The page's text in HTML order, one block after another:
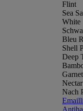
Flint
Sea
White
Bleu
Shell
Deep
Garnet
Nectar
Nach